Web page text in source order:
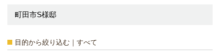
町田市S様邸
目的から絞り込む｜すべて